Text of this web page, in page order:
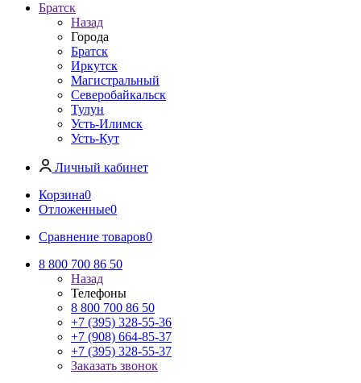
Братск
Назад
Города
Братск
Иркутск
Магистральный
Северобайкальск
Тулун
Усть-Илимск
Усть-Кут
Личный кабинет
Корзина0
Отложенные0
Сравнение товаров0
8 800 700 86 50
Назад
Телефоны
8 800 700 86 50
+7 (395) 328-55-36
+7 (908) 664-85-37
+7 (395) 328-55-37
Заказать звонок